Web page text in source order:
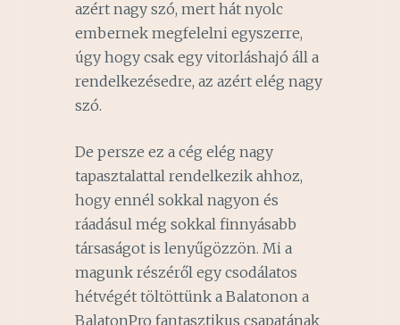
azért nagy szó, mert hát nyolc
embernek megfelelni egyszerre,
úgy hogy csak egy vitorláshajó áll a
rendelkezésedre, az azért elég nagy
szó.
De persze ez a cég elég nagy
tapasztalattal rendelkezik ahhoz,
hogy ennél sokkal nagyon és
ráadásul még sokkal finnyásabb
társaságot is lenyűgözzön. Mi a
magunk részéről egy csodálatos
hétvégét töltöttünk a Balatonon a
BalatonPro fantasztikus csapatának